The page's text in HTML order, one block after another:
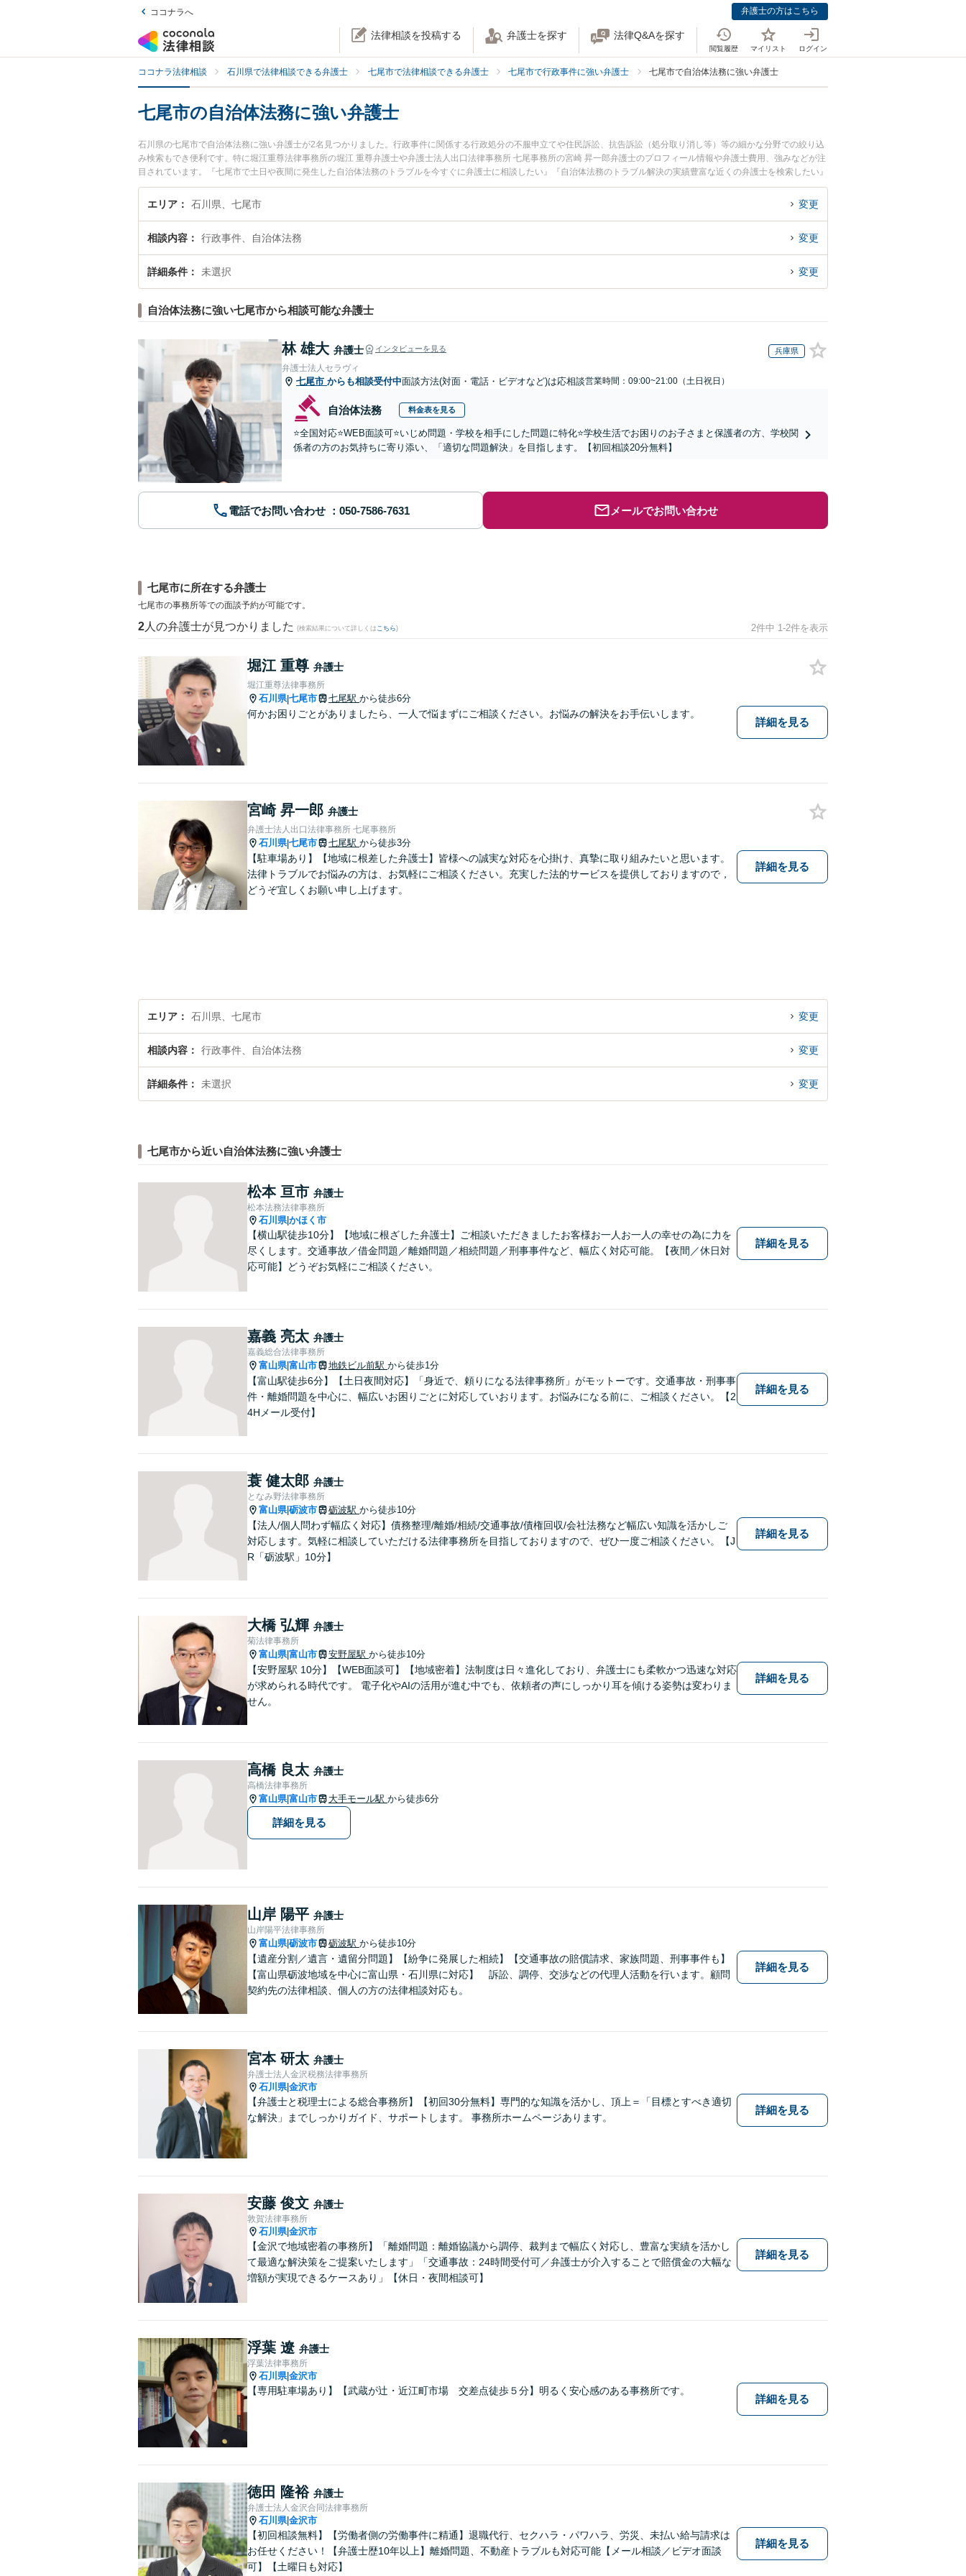
ココナラへ 弁護士の方はこちら
法律相談を投稿する 弁護士を探す 法律Q&Aを探す
閲覧履歴 マイリスト ログイン
ココナラ法律相談 石川県で法律相談できる弁護士 七尾市で法律相談できる弁護士 七尾市で行政事件に強い弁護士 七尾市で自治体法務に強い弁護士
七尾市の自治体法務に強い弁護士
石川県の七尾市で自治体法務に強い弁護士が2名見つかりました。行政事件に関係する行政処分の不服申立てや住民訴訟、抗告訴訟（処分取り消し等）等の細かな分野での絞り込
み検索もでき便利です。特に堀江重尊法律事務所の堀江 重尊弁護士や弁護士法人出口法律事務所 七尾事務所の宮崎 昇一郎弁護士のプロフィール情報や弁護士費用、強みなどが注
目されています。『七尾市で土日や夜間に発生した自治体法務のトラブルを今すぐに弁護士に相談したい』『自治体法務のトラブル解決の実績豊富な近くの弁護士を検索したい』
『初回相談無料で自治体法務を法律相談できる七尾市内の弁護士に相談予約したい』などでお困りの相談者さんにおすすめです。
エリア 石川県、七尾市 変更
相談内容 行政事件、自治体法務 変更
詳細条件 未選択 変更
自治体法務に強い七尾市から相談可能な弁護士
林 雄大 弁護士 インタビューを見る 兵庫県
弁護士法人セラヴィ
七尾市 からも相談受付中面談方法(対面・電話・ビデオなど)は応相談営業時間：09:00~21:00（土日祝日）
自治体法務 料金表を見る
⭐️全国対応⭐️WEB面談可⭐️いじめ問題・学校を相手にした問題に特化⭐️学校生活でお困りのお子さまと保護者の方、学校関
係者の方のお気持ちに寄り添い、「適切な問題解決」を目指します。【初回相談20分無料】
電話でお問い合わせ メールでお問い合わせ
七尾市に所在する弁護士
七尾市の事務所等での面談予約が可能です。
2 人の弁護士が見つかりました (検索結果について詳しくは こちら) 2件中 1-2件を表示
堀江 重尊 弁護士
堀江重尊法律事務所
石川県|七尾市 七尾駅 から徒歩6分
何かお困りごとがありましたら、一人で悩まずにご相談ください。お悩みの解決をお手伝いします。
詳細を見る
宮崎 昇一郎 弁護士
弁護士法人出口法律事務所 七尾事務所
石川県|七尾市 七尾駅 から徒歩3分
【駐車場あり】【地域に根差した弁護士】皆様への誠実な対応を心掛け、真摯に取り組みたいと思います。
法律トラブルでお悩みの方は、お気軽にご相談ください。充実した法的サービスを提供しておりますので，
どうぞ宜しくお願い申し上げます。
詳細を見る
エリア 石川県、七尾市 変更
相談内容 行政事件、自治体法務 変更
詳細条件 未選択 変更
七尾市から近い自治体法務に強い弁護士
松本 亘市 弁護士
松本法務法律事務所
石川県|かほく市
【横山駅徒歩10分】【地域に根ざした弁護士】ご相談いただきましたお客様お一人お一人の幸せの為に力を
尽くします。交通事故／借金問題／離婚問題／相続問題／刑事事件など、幅広く対応可能。【夜間／休日対
応可能】どうぞお気軽にご相談ください。
詳細を見る
嘉義 亮太 弁護士
嘉義総合法律事務所
富山県|富山市 地鉄ビル前駅 から徒歩1分
【富山駅徒歩6分】【土日夜間対応】「身近で、頼りになる法律事務所」がモットーです。交通事故・刑事事
件・離婚問題を中心に、幅広いお困りごとに対応していおります。お悩みになる前に、ご相談ください。【2
4Hメール受付】
詳細を見る
蓑 健太郎 弁護士
となみ野法律事務所
富山県|砺波市 砺波駅 から徒歩10分
【法人/個人問わず幅広く対応】債務整理/離婚/相続/交通事故/債権回収/会社法務など幅広い知識を活かしご
対応します。気軽に相談していただける法律事務所を目指しておりますので、ぜひ一度ご相談ください。【J
R「砺波駅」10分】
詳細を見る
大橋 弘輝 弁護士
菊法律事務所
富山県|富山市 安野屋駅 から徒歩10分
【安野屋駅 10分】【WEB面談可】【地域密着】法制度は日々進化しており、弁護士にも柔軟かつ迅速な対応
が求められる時代です。 電子化やAIの活用が進む中でも、依頼者の声にしっかり耳を傾ける姿勢は変わりま
せん。
詳細を見る
高橋 良太 弁護士
高橋法律事務所
富山県|富山市 大手モール駅 から徒歩6分
詳細を見る
山岸 陽平 弁護士
山岸陽平法律事務所
富山県|砺波市 砺波駅 から徒歩10分
【遺産分割／遺言・遺留分問題】【紛争に発展した相続】【交通事故の賠償請求、家族問題、刑事事件も】
【富山県砺波地域を中心に富山県・石川県に対応】 訴訟、調停、交渉などの代理人活動を行います。顧問
契約先の法律相談、個人の方の法律相談対応も。
詳細を見る
宮本 研太 弁護士
弁護士法人金沢税務法律事務所
石川県|金沢市
【弁護士と税理士による総合事務所】【初回30分無料】専門的な知識を活かし、頂上＝「目標とすべき適切
な解決」までしっかりガイド、サポートします。 事務所ホームページあります。
詳細を見る
安藤 俊文 弁護士
敦賀法律事務所
石川県|金沢市
【金沢で地域密着の事務所】「離婚問題：離婚協議から調停、裁判まで幅広く対応し、豊富な実績を活かし
て最適な解決策をご提案いたします」「交通事故：24時間受付可／弁護士が介入することで賠償金の大幅な
増額が実現できるケースあり」【休日・夜間相談可】
詳細を見る
浮葉 遼 弁護士
浮葉法律事務所
石川県|金沢市
【専用駐車場あり】【武蔵が辻・近江町市場 交差点徒歩５分】明るく安心感のある事務所です。
詳細を見る
徳田 隆裕 弁護士
弁護士法人金沢合同法律事務所
石川県|金沢市
【初回相談無料】【労働者側の労働事件に精通】退職代行、セクハラ・パワハラ、労災、未払い給与請求は
お任せください！【弁護士歴10年以上】離婚問題、不動産トラブルも対応可能【メール相談／ビデオ面談
可】【土曜日も対応】
詳細を見る